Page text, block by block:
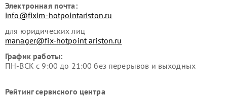
Электронная почта:
info@fixim-hotpointariston.ru
для юридических лиц
manager@fix-hotpoint ariston.ru
График работы:
ПН-ВСК с 9:00 до 21:00 без перерывов и выходных
Рейтинг сервисного центра